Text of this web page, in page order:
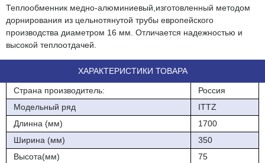
Теплообменник медно-алюминиевый,изготовленный методом
дорнирования из цельнотянутой трубы европейского
производства диаметром 16 мм. Отличается надежностью и
высокой теплоотдачей.
ХАРАКТЕРИСТИКИ ТОВАРА
Страна производитель:
Россия
Модельный ряд
ITTZ
Длинна (мм)
1700
Ширина (мм)
350
Высота(мм)
75